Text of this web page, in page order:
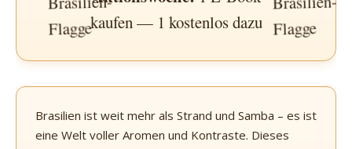
kaufen — 1 kostenlos dazu
Brasilien ist weit mehr als Strand und Samba – es ist
eine Welt voller Aromen und Kontraste. Dieses